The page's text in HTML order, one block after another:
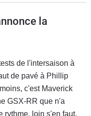
de l'intersaison à
de pavé à Phillip
c'est Maverick
GSX-RR que n'a
rythme, loin s'en faut.